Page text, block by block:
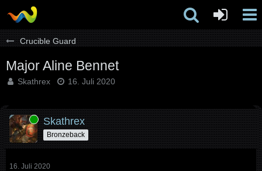
Crucible Guard
Major Aline Bennet
Skathrex 16. Juli 2020
Online Skathrex
Bronzeback
16. Juli 2020